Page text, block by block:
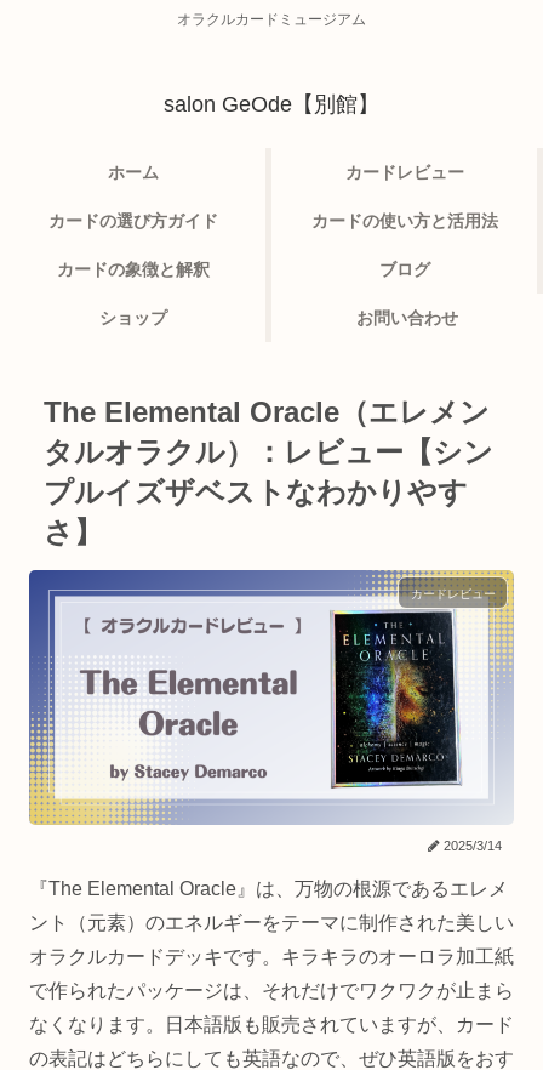
オラクルカードミュージアム
salon GeOde【別館】
ホーム カードレビュー
カードの選び方ガイド カードの使い方と活用法
カードの象徴と解釈 ブログ
ショップ お問い合わせ
The Elemental Oracle（エレメン
タルオラクル）：レビュー【シン
プルイズザベストなわかりやす
さ】
カードレビュー
2025/3/14
『The Elemental Oracle』は、万物の根源であるエレメ
ント（元素）のエネルギーをテーマに制作された美しい
オラクルカードデッキです。キラキラのオーロラ加工紙
で作られたパッケージは、それだけでワクワクが止まら
なくなります。日本語版も販売されていますが、カード
の表記はどちらにしても英語なので、ぜひ英語版をおす